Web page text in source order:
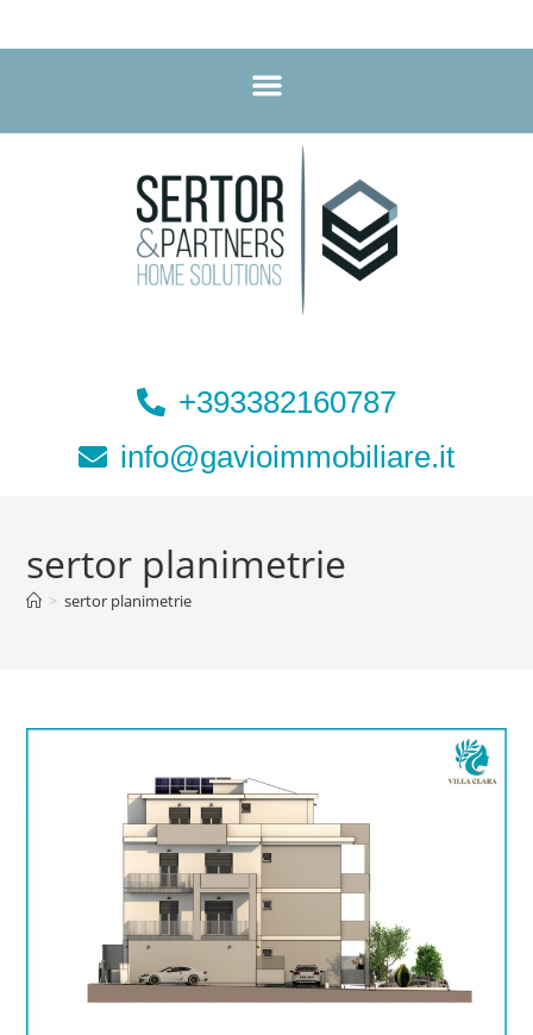
+393382160787
info@gavioimmobiliare.it
sertor planimetrie
> sertor planimetrie